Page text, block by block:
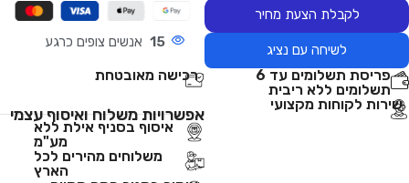
לקבלת הצעת מחיר
לשיחה עם נציג 15 אנשים צופים כרגע
פריסת תשלומים עד 6
תשלומים ללא ריבית
רכישה מאובטחת
שירות לקוחות מקצועי
אפשרויות משלוח ואיסוף עצמי
איסוף בסניף אילת ללא
מע"מ
משלוחים מהירים לכל
הארץ